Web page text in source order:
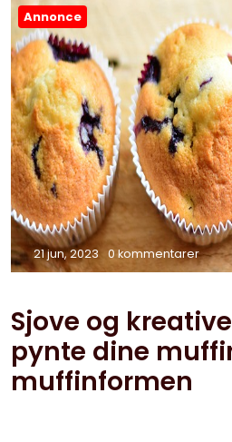
Annonce
21 jun, 2023 0 kommentarer
Sjove og
pynte dine
muffinformen